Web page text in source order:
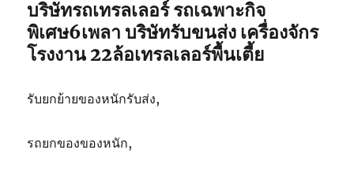
5
ตัน
บริษัทรถเทรลเลอร์ รถเฉพาะกิจ
พิเศษ6เพลา บริษัทรับขนส่ง เครื่องจักร
โรงงาน 22ล้อเทรลเลอร์พื้นเตี้ย
รับยกย้ายของหนักรับส่ง,
รถยกของของหนัก,